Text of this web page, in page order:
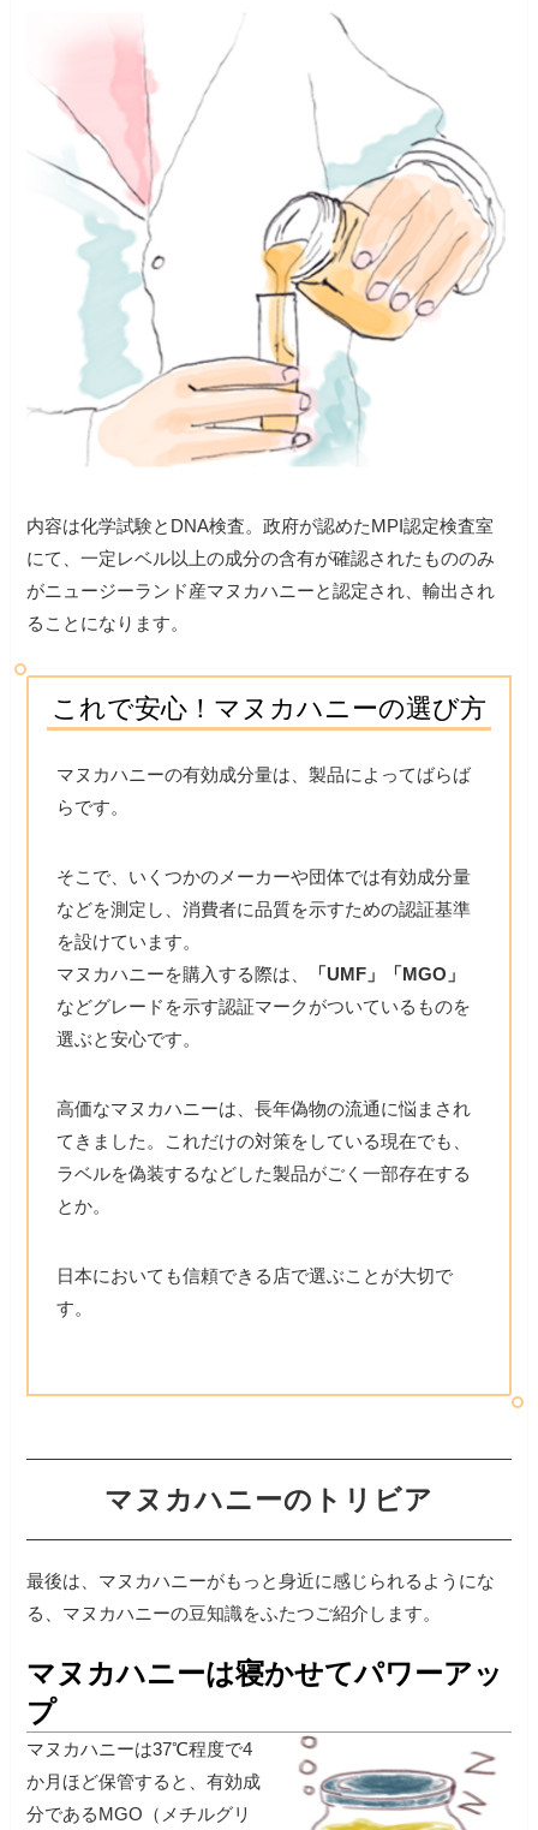
内容は化学試験とDNA検査。政府が認めたMPI認定検査室
にて、一定レベル以上の成分の含有が確認されたもののみ
がニュージーランド産マヌカハニーと認定され、輸出され
ることになります。
これで安心！マヌカハニーの選び方
マヌカハニーの有効成分量は、製品によってばらば
らです。
そこで、いくつかのメーカーや団体では有効成分量
などを測定し、消費者に品質を示すための認証基準
を設けています。
マヌカハニーを購入する際は、
「UMF」「MGO」
などグレードを示す認証マークがついているものを
選ぶと安心です。
高価なマヌカハニーは、長年偽物の流通に悩まされ
てきました。これだけの対策をしている現在でも、
ラベルを偽装するなどした製品がごく一部存在する
とか。
日本においても信頼できる店で選ぶことが大切で
す。
マヌカハニーのトリビア
最後は、マヌカハニーがもっと身近に感じられるようにな
る、マヌカハニーの豆知識をふたつご紹介します。
マヌカハニーは寝かせてパワーアッ
プ
マヌカハニーは37℃程度で4
か月ほど保管すると、有効成
分であるMGO（メチルグリ